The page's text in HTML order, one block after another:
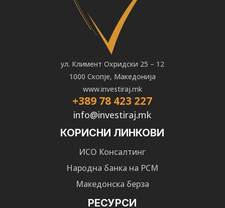
ул. Климент Охридски 25 – 12
1000 Скопје, Македонија
www.investiraj.mk
+389 78 423 227
info@investiraj.mk
КОРИСНИ ЛИНКОВИ
ИСО Консалтинг
Народна банка на РСМ
Македонска берза
РЕСУРСИ